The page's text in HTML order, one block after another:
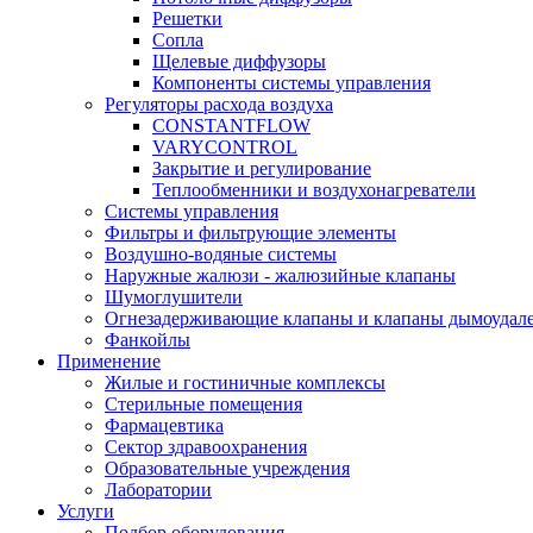
Решетки
Сопла
Щелевые диффузоры
Компоненты системы управления
Регуляторы расхода воздуха
CONSTANTFLOW
VARYCONTROL
Закрытие и регулирование
Теплообменники и воздухонагреватели
Системы управления
Фильтры и фильтрующие элементы
Воздушно-водяные системы
Наружные жалюзи - жалюзийные клапаны
Шумоглушители
Огнезадерживающие клапаны и клапаны
Фанкойлы
Применение
Жилые и гостиничные комплексы
Стерильные помещения
Фармацевтика
Сектор здравоохранения
Образовательные учреждения
Лаборатории
Услуги